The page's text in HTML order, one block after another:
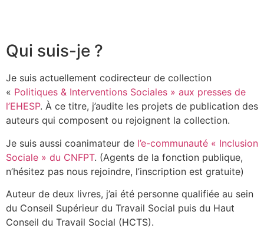
Qui suis-je ?
Je suis actuellement codirecteur de collection
« Politiques & Interventions Sociales » aux presses de
l’EHESP. À ce titre, j’audite les projets de publication des
auteurs qui composent ou rejoignent la collection.
Je suis aussi coanimateur de l’e-communauté « Inclusion
Sociale » du CNFPT. (Agents de la fonction publique,
n’hésitez pas nous rejoindre, l’inscription est gratuite)
Auteur de deux livres, j’ai été personne qualifiée au sein
du Conseil Supérieur du Travail Social puis du Haut
Conseil du Travail Social (HCTS).